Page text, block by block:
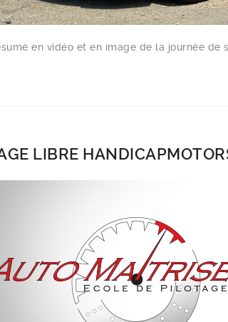
en vidéo et en image de la journée
LIBRE